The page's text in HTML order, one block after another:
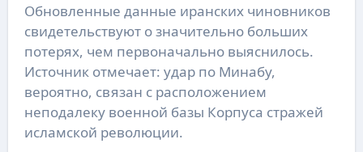
Обновленные данные иранских чиновников
свидетельствуют о значительно больших
потерях, чем первоначально выяснилось.
Источник отмечает: удар по Минабу,
вероятно, связан с расположением
неподалеку военной базы Корпуса стражей
исламской революции.